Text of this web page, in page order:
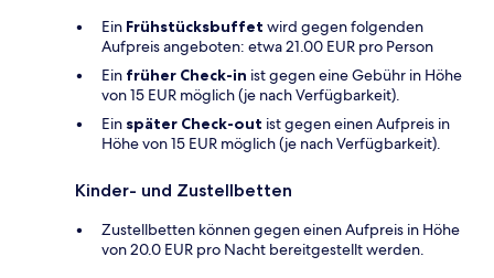
Ein Frühstücksbuffet wird gegen folgenden
Aufpreis angeboten: etwa 21.00 EUR pro Person
Ein früher Check-in ist gegen eine Gebühr in Höhe
von 15 EUR möglich (je nach Verfügbarkeit).
Ein später Check-out ist gegen einen Aufpreis in
Höhe von 15 EUR möglich (je nach Verfügbarkeit).
Kinder- und Zustellbetten
Zustellbetten können gegen einen Aufpreis in Höhe
von 20.0 EUR pro Nacht bereitgestellt werden.